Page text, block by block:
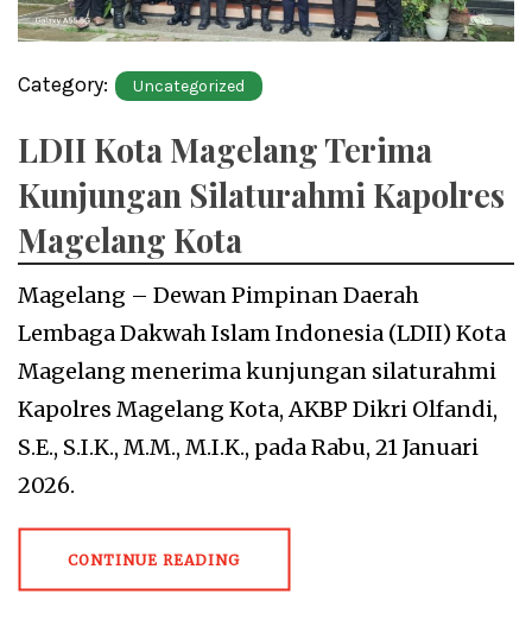
Category: Uncategorized
LDII Kota Magelang Terima
Kunjungan Silaturahmi Kapolres
Magelang Kota
Magelang – Dewan Pimpinan Daerah
Lembaga Dakwah Islam Indonesia (LDII) Kota
Magelang menerima kunjungan silaturahmi
Kapolres Magelang Kota, AKBP Dikri Olfandi,
S.E., S.I.K., M.M., M.I.K., pada Rabu, 21 Januari
2026.
CONTINUE READING